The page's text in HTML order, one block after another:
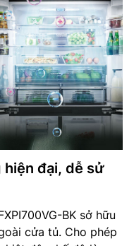
hiện đại, dễ sử
BK sở hữu
cửa tủ. Cho phép